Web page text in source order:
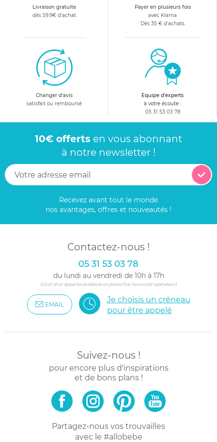
Livraison gratuite
dès 59.9€ d'achat
Payer en plusieurs fois
avec Klarna
Dès 35 € d'achats
Changer d'avis
satisfait ou remboursé
Equipe d'experts
à votre écoute :
05 31 53 03 78
10€ offerts en vous abonnant
à notre newsletter !
Recevez avant tout le monde
nos avantages, offres et nouveautés !
Contactez-nous !
05 31 53 03 78
du lundi au vendredi de 10h à 17h
(Coût d'un appel local depuis un poste fixe, hors coût opérateur)
EMAIL
Je choisis un créneau
pour être appelé
Suivez-nous !
pour encore plus d'inspirations
et de bons plans !
Partagez-nous vos trouvailles
avec le #allobebe